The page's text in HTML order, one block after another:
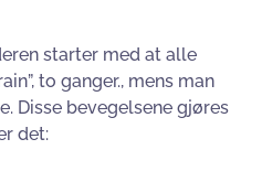
starter med at alle
to ganger., mens man
Disse bevegelsene gjøres
det: